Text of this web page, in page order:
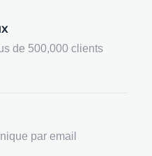
de 500,000 clients
par email